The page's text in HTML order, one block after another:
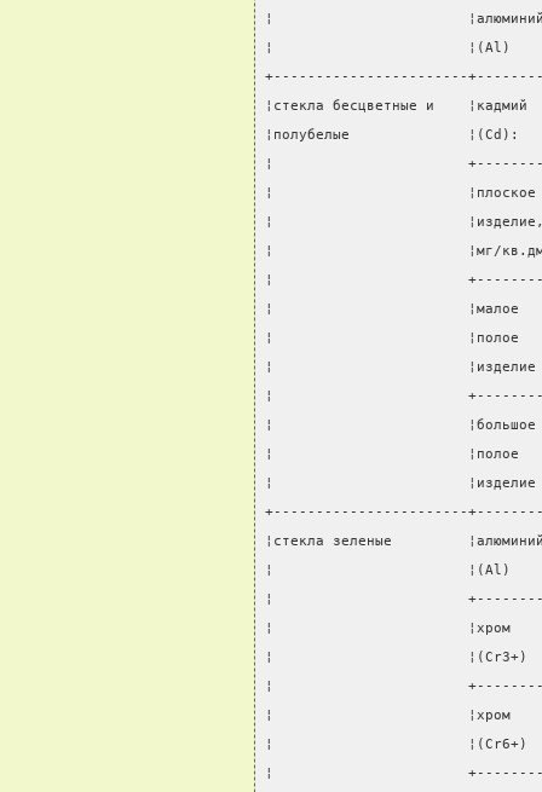
¦
¦                       ¦(Al)
+-----------------------
¦стекла бесцветные и
¦полубелые
¦                       +----------
¦
¦
¦                       ¦мг/
¦                       +----------
¦                       ¦малое
¦                       ¦полое
¦
¦                       +----------
¦
¦                       ¦полое
¦
+-----------------------
¦стекла зеленые
¦                       ¦(Al)
¦                       +----------
¦                       ¦хром
¦                       ¦(Cr3+)
¦                       +----------
¦                       ¦хром
¦
¦                       +----------